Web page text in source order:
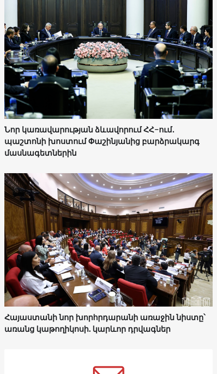
Նոր կառավարության ձևավորում ՀՀ-ում․
պաշտոնի խոստում Փաշինյանից բարձրակարգ
մասնագետներին
Հայաստանի նոր խորհրդարանի առաջին նիստը՝
առանց կաթողիկոսի. կարևոր դրվագներ